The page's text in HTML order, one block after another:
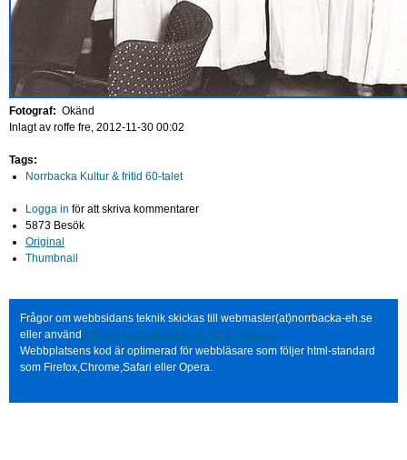
Fotograf: Okänd
Inlagt av roffe fre, 2012-11-30 00:02
Tags:
Norrbacka Kultur & fritid 60-talet
Logga in för att skriva kommentarer
5873 Besök
Original
Thumbnail
Frågor om webbsidans teknik skickas till webmaster(at)norrbacka-eh.se
eller använd http://www.norrbacka-eh.se/?q=contact
Webbplatsens kod är optimerad för webbläsare som följer html-standard
som Firefox,Chrome,Safari eller Opera.